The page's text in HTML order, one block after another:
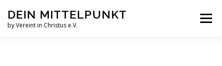
Inhalt
springen
DEIN MITTELPUNKT
by Vereint in Christus e.V.
Menü